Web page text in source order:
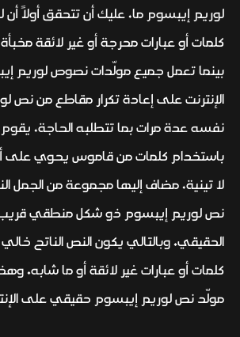
لوريم إيبسوم ما، عليك أن تتحقق أولاً
كلمات أو عبارات محرجة أو غير لائقة
بينما تعمل جميع مولّدات نصوص لوريم
الإنترنت على إعادة تكرار مقاطع من نص
نفسه عدة مرات بما تتطلبه الحاجة،
لا تينية، مضاف إليها مجموعة من الجمل
نص لوريم إيبسوم ذو شكل منطقي
الحقيقي. وبالتالي يكون النص الناتح خالي
كلمات أو عبارات غير لائقة أو ما شابه.
مولّد نص لوريم إيبسوم حقيقي على